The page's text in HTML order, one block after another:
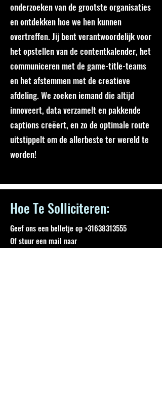
onderzoeken van de grootste organisaties
en ontdekken hoe we hen kunnen
overtreffen. Jij bent verantwoordelijk voor
het opstellen van de contentkalender, het
communiceren met de game-title-teams
en het afstemmen met de creatieve
afdeling. We zoeken iemand die altijd
innoveert, data verzamelt en pakkende
captions creëert, en zo de optimale route
uitstippelt om de allerbeste ter wereld te
worden!
Hoe Te Solliciteren:
Geef ons een belletje op+31638313555
Of stuur een mail naar